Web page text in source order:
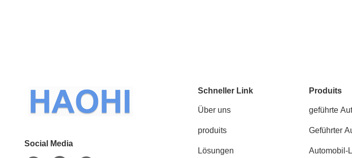
Social Media
Schneller Link
Über uns
produits
Lösungen
Produits
geführte
Geführter
Automobil-